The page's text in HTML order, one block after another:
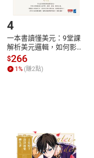
號，下載書籍後看書
4
一本書讀懂美元：9堂課
解析美元邏輯，如何影響
全球經濟和每個人的投資
【電子書】
$266
1% (賺2點)